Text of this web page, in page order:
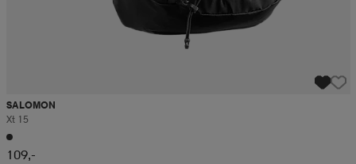
SALOMON
Xt 15
109,-